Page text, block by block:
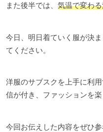
また後半では、 気温で変わ
今日、明日着ていく服が決
てください。
洋服のサブスクを上手に利
信が付き、ファッションを楽
今回お伝えした内容をぜひ